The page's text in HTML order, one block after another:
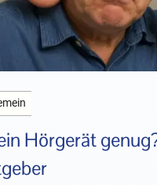
Hörgerät